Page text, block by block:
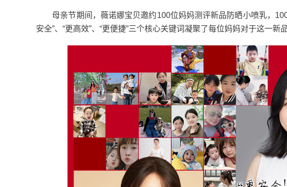
母亲节期间，薇诺娜宝贝邀约100位妈妈测评新品防晒小喷乳，
安全”、“更高效”、“更便捷”三个核心关键词凝聚了每位妈妈对于这一新